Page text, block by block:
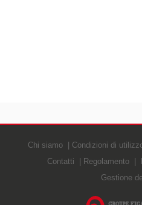
Chi siamo Condizioni di
Contatti
Regolamento
Gestione